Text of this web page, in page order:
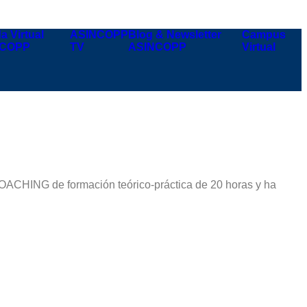
Virtual
ASINCOPP
TV
Blog & Newsletter
ASINCOPP
Campus
Virtual
de formación teórico-práctica de 20 horas y ha